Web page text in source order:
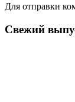
Для отправки
Свежий